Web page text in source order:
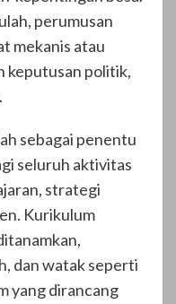
perumusan
mekanis atau
keputusan politik,
sebagai penentu
seluruh aktivitas
strategi
Kurikulum
dan watak seperti
yang dirancang